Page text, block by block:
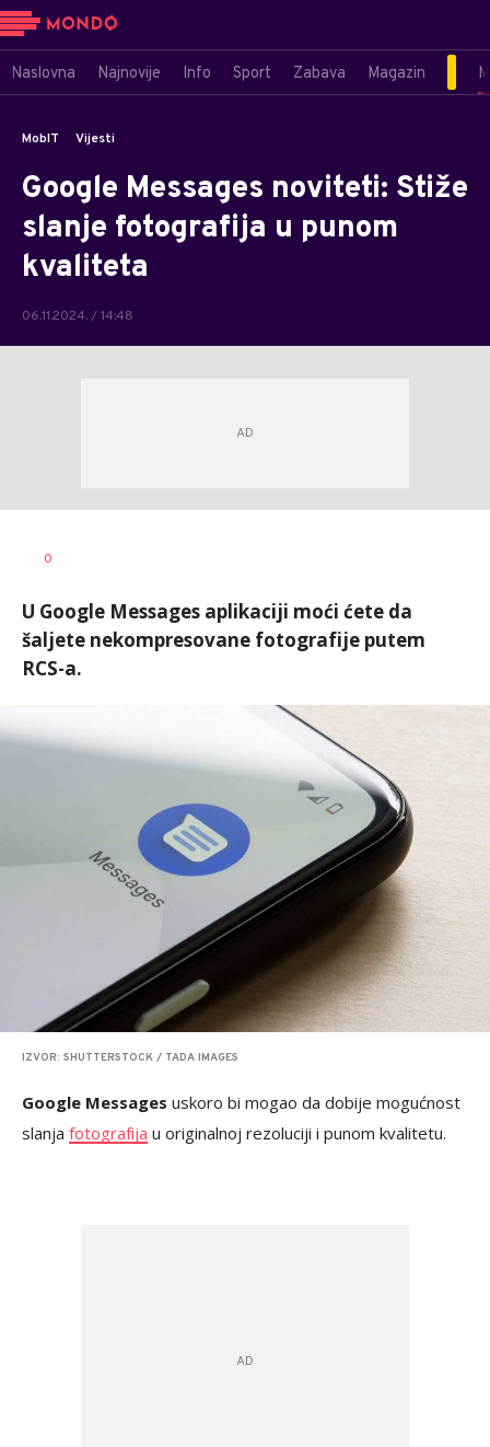
Naslovna Najnovije Info Sport Zabava Magazin
MobIT Vijesti
Google Messages noviteti: Stiže
slanje fotografija u punom
kvaliteta
06.11.2024. / 14:48
AUTOR
0
U Google Messages aplikaciji moći ćete da
šaljete nekompresovane fotografije putem
RCS-a.
IZVOR: SHUTTERSTOCK / TADA IMAGES
Google Messages uskoro bi mogao da dobije mogućnost
slanja fotografija u originalnoj rezoluciji i punom kvalitetu.